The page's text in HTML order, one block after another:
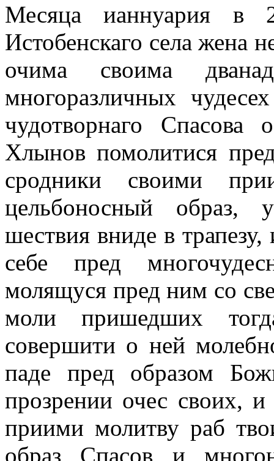
Месяца ианнуария в
Истобенскаго села жена
очима своима
многоразличных
чудотворнаго
Хлынов помолитися
сродники своими
цельбоносный образ,
шествия вниде в
себе пред
молящуся пред ним со
моли пришедших
совершити о ней
паде пред образом
прозрении очес своих,
приими молитву раб
образ Спасов и